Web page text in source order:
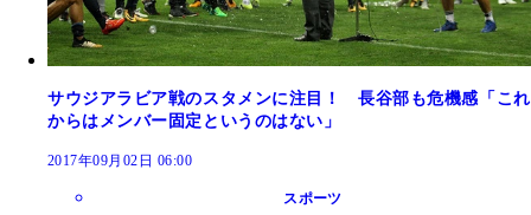
サウジアラビア戦のスタメンに注目！ 長谷部も危機感「これ
からはメンバー固定というのはない」
2017年09月02日 06:00
スポーツ